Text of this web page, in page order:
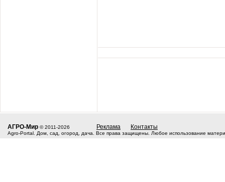
АГРО-Мир © 2011-2026 Реклама Контакты
Agro-Portal. Дом, сад, огород, дача. Все права защищены. Любое использование